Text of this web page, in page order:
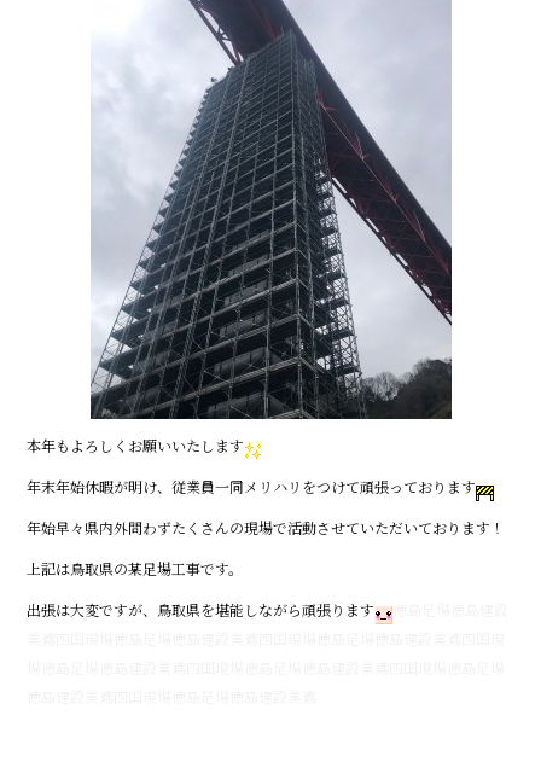
b
本年もよろしくお願いいたします
年末年始休暇が明け、従業員一同メリハリをつけて頑張っております
年始早々県内外問わずたくさんの現場で活動させていただいております！
上記は鳥取県の某足場工事です。
出張は大変ですが、鳥取県を堪能しながら頑張ります